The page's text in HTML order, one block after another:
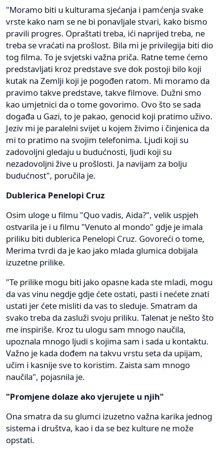
"Moramo biti u kulturama sjećanja i pamćenja svake
vrste kako nam se ne bi ponavljale stvari, kako bismo
pravili progres. Opraštati treba, ići naprijed treba, ne
treba se vraćati na prošlost. Bila mi je privilegija biti dio
tog filma. To je svjetski važna priča. Ratne teme ćemo
predstavljati kroz predstave sve dok postoji bilo koji
kutak na Zemlji koji je pogođen ratom. Mi moramo da
pravimo takve predstave, takve filmove. Dužni smo
kao umjetnici da o tome govorimo. Ovo što se sada
događa u Gazi, to je pakao, genocid koji pratimo uživo.
Jeziv mi je paralelni svijet u kojem živimo i činjenica da
mi to pratimo na svojim telefonima. Ljudi koji su
zadovoljni gledaju u budućnosti, ljudi koji su
nezadovoljni žive u prošlosti. Ja navijam za bolju
budućnost", poručila je.
Dublerica Penelopi Cruz
Osim uloge u filmu "Quo vadis, Aida?", velik uspjeh
ostvarila je i u filmu "Venuto al mondo" gdje je imala
priliku biti dublerica Penelopi Cruz. Govoreći o tome,
Merima tvrdi da je kao jako mlada glumica dobijala
izuzetne prilike.
"Te prilike mogu biti jako opasne kada ste mladi, mogu
da vas vinu negdje gdje ćete ostati, pasti i nećete znati
ustati jer ćete misliti da vas to sleduje. Smatram da
svako treba da zasluži svoju priliku. Talenat je nešto što
me inspiriše. Kroz tu ulogu sam mnogo naučila,
upoznala mnogo ljudi s kojima sam i sada u kontaktu.
Važno je kada dođem na takvu vrstu seta da upijam,
učim i kasnije sve to koristim. Zaista sam mnogo
naučila", pojasnila je.
"Promjene dolaze ako vjerujete u njih"
Ona smatra da su glumci izuzetno važna karika jednog
sistema i društva, kao i da se bez kulture ne može
opstati.